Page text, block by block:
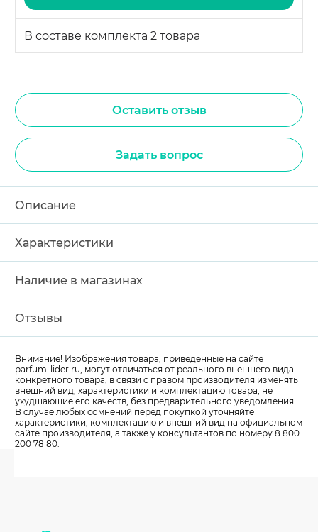
В составе комплекта 2 товара
Оставить отзыв
Задать вопрос
Описание
Характеристики
Наличие в магазинах
Отзывы
Внимание! Изображения товара, приведенные на сайте
parfum-lider.ru, могут отличаться от реального внешнего вида
конкретного товара, в связи с правом производителя изменять
внешний вид, характеристики и комплектацию товара, не
ухудшающие его качеств, без предварительного уведомления.
В случае любых сомнений перед покупкой уточняйте
характеристики, комплектацию и внешний вид на официальном
сайте производителя, а также у консультантов по номеру 8 800
200 78 80.